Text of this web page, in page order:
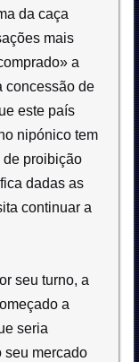
da caça
mais
a
concessão de
este país
nipónico tem
proibição
dadas as
continuar a
seu turno, a
a
seria
seu mercado